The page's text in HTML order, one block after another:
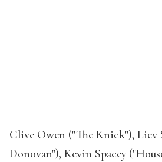
Clive Owen ("The Knick"), Liev
Donovan"), Kevin Spacey